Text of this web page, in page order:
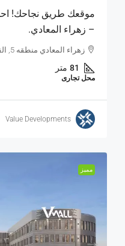
– زهراء المعادي.
زهراء المعادي منطقه 5, القاهرة, مصر
81 متر
محل تجارى
Value Developments
مميز